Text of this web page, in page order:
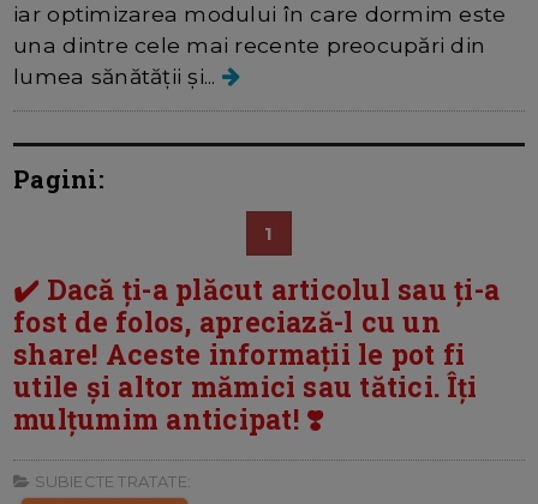
iar optimizarea modului în care dormim este
una dintre cele mai recente preocupări din
lumea sănătății și...
Pagini:
1
✔️ Dacă ți-a plăcut articolul sau ți-a
fost de folos, apreciază-l cu un
share! Aceste informații le pot fi
utile și altor mămici sau tătici. Îți
mulțumim anticipat! ❣️
SUBIECTE TRATATE: